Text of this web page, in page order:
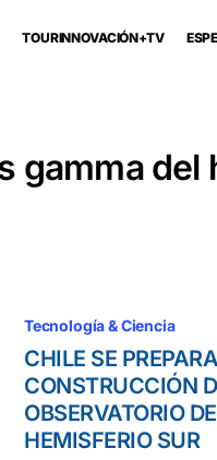
TOURINNOVACIÓN+TV
gamma del
Tecnología & Ciencia
CHILE SE
CONSTRUCCIÓN
OBSERVATORIO
HEMISFERIO SUR